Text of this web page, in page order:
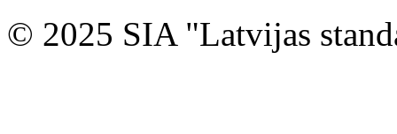
© 2025 SIA "Latvijas